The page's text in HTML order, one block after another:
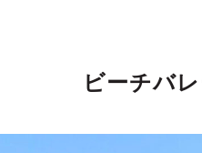
ビーチバ